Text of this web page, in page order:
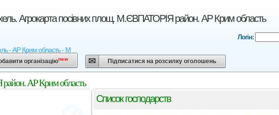
Агрокарта посівних площ. М.ЄВПАТОРІЯ район. АР Крим область
- АР Крим область - М
Логін:
організаціюnew Підписатися на розсилку оголошень
АР Крим область
Список господарств